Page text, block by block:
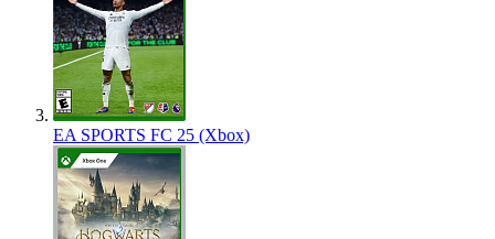
EA SPORTS FC 25 (Xbox)